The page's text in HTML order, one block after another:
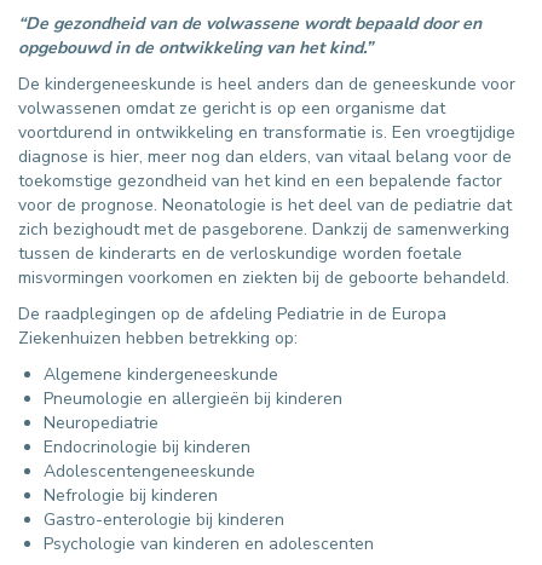
“De gezondheid van de volwassene wordt bepaald door en
opgebouwd in de ontwikkeling van het kind.”
De kindergeneeskunde is heel anders dan de geneeskunde voor
volwassenen omdat ze gericht is op een organisme dat
voortdurend in ontwikkeling en transformatie is. Een vroegtijdige
diagnose is hier, meer nog dan elders, van vitaal belang voor de
toekomstige gezondheid van het kind en een bepalende factor
voor de prognose. Neonatologie is het deel van de pediatrie dat
zich bezighoudt met de pasgeborene. Dankzij de samenwerking
tussen de kinderarts en de verloskundige worden foetale
misvormingen voorkomen en ziekten bij de geboorte behandeld.
De raadplegingen op de afdeling Pediatrie in de Europa
Ziekenhuizen hebben betrekking op:
Algemene kindergeneeskunde
Pneumologie en allergieën bij kinderen
Neuropediatrie
Endocrinologie bij kinderen
Adolescentengeneeskunde
Nefrologie bij kinderen
Gastro-enterologie bij kinderen
Psychologie van kinderen en adolescenten